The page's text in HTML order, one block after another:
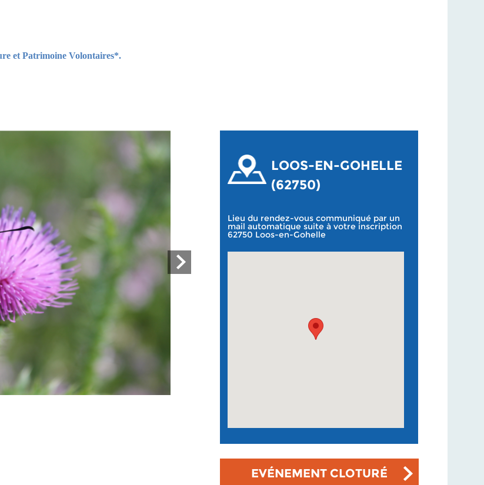
et Patrimoine Volontaires*.
LOOS-EN-GOHELLE
(62750)
Lieu du rendez-vous communiqué par un
mail automatique suite à votre inscription
62750 Loos-en-Gohelle
EVÉNEMENT CLOTURÉ